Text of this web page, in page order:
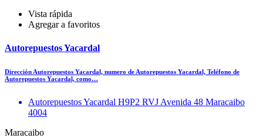
Vista rápida
Agregar a favoritos
Autorepuestos Yacardal
Dirección Autorepuestos Yacardal, numero de Autorepuestos Yacardal, Teléfono de
Autorepuestos Yacardal, como…
Autorepuestos Yacardal H9P2 RVJ Avenida 48 Maracaibo
4004
Maracaibo